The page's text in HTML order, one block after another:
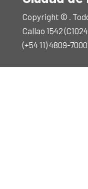
Copyright © .
Callao 1542
(+54 11) 4809-7000